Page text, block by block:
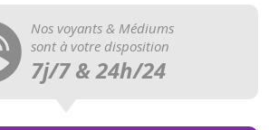
Nos voyants & Médiums
sont à votre disposition
7j/7 & 24h/24